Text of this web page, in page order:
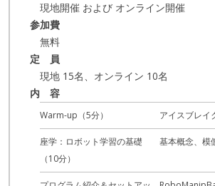
現地開催 および オンライン開催
参加費
無料
定 員
現地 15名、オンライン 10名
内 容
Warm-up（5分） アイスブレイ
座学：ロボット学習の基礎
（10分）
基本概念、模